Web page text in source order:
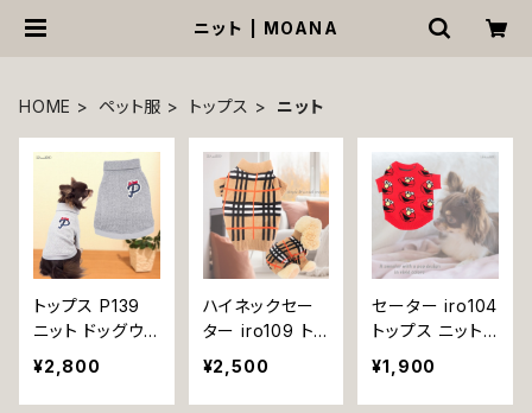
ニット | MOANA
HOME ペット服 トップス ニット
トップス P139
ニット ドッグウェ
ア ドッグウエア
ドックウェア セ
ーター アップリ
¥2,800
ハイネックセー
ター iro109 トッ
プス ニット セー
ター dog 犬 猫
犬服 猫服 犬の
¥2,500
セーター iro104
トップス ニット
赤 レッド 秋 冬
ドッグ ウェア do
g 犬 猫 ペット
¥1,900